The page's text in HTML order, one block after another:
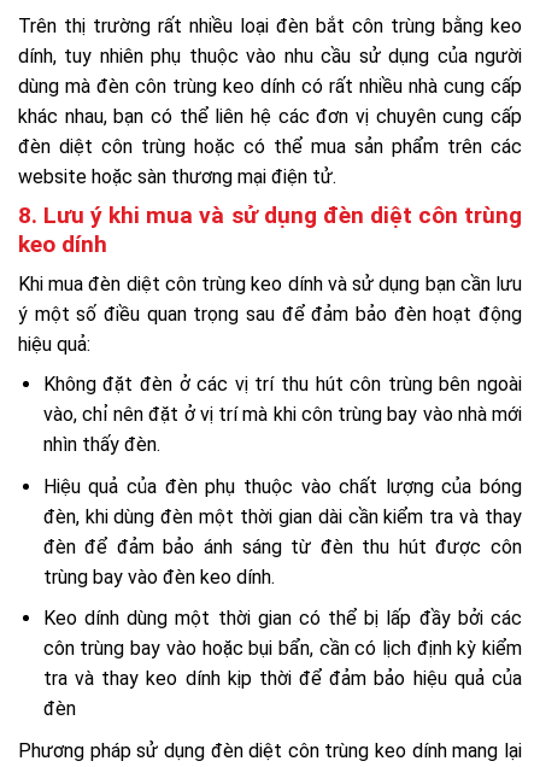
Trên thị trường rất nhiều loại đèn bắt côn trùng bằng keo
dính, tuy nhiên phụ thuộc vào nhu cầu sử dụng của người
dùng mà đèn côn trùng keo dính có rất nhiều nhà cung cấp
khác nhau, bạn có thể liên hệ các đơn vị chuyên cung cấp
đèn diệt côn trùng hoặc có thể mua sản phẩm trên các
website hoặc sàn thương mại điện tử.
8. Lưu ý khi mua và sử dụng đèn diệt côn trùng
keo dính
Khi mua đèn diệt côn trùng keo dính và sử dụng bạn cần lưu
ý một số điều quan trọng sau để đảm bảo đèn hoạt động
hiệu quả:
Không đặt đèn ở các vị trí thu hút côn trùng bên ngoài
vào, chỉ nên đặt ở vị trí mà khi côn trùng bay vào nhà mới
nhìn thấy đèn.
Hiệu quả của đèn phụ thuộc vào chất lượng của bóng
đèn, khi dùng đèn một thời gian dài cần kiểm tra và thay
đèn để đảm bảo ánh sáng từ đèn thu hút được côn
trùng bay vào đèn keo dính.
Keo dính dùng một thời gian có thể bị lấp đầy bởi các
côn trùng bay vào hoặc bụi bẩn, cần có lịch định kỳ kiểm
tra và thay keo dính kịp thời để đảm bảo hiệu quả của
đèn
Phương pháp sử dụng đèn diệt côn trùng keo dính mang lại